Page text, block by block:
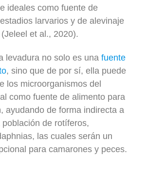
ideales como fuente de
larvarios y de alevinaje
et al., 2020).
levadura no solo es unafuente
, sino que de por sí, ella puede
los microorganismos del
como fuente de alimento para
ayudando de forma indirecta a
de rotíferos,
las cuales serán un
para camarones y peces.